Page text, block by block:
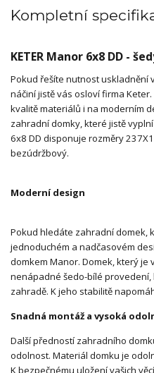
Kompletní
KETER Manor 6x8 DD -
Pokud řešíte nutnost uskladnění
náčiní jistě vás osloví firma
kvalitě materiálů i na moderním
zahradní domky, které jistě
6x8 DD disponuje rozměry
bezúdržbový.
Moderní design
Pokud hledáte zahradní domek,
jednoduchém a nadčasovém
domkem Manor. Domek, který
nenápadné šedo-bílé
zahradě. K jeho stabilitě
Snadná montáž a vysoká
Další předností zahradního
odolnost. Materiál domku je
K bezpečnému uložení vašich